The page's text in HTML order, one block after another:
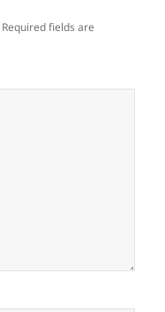
Required fields are